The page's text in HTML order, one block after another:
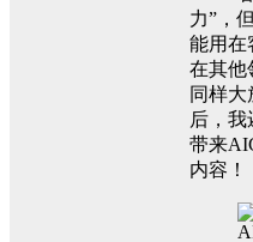
力”，
能用在
在其他
同样大
后，我
带来
内容！